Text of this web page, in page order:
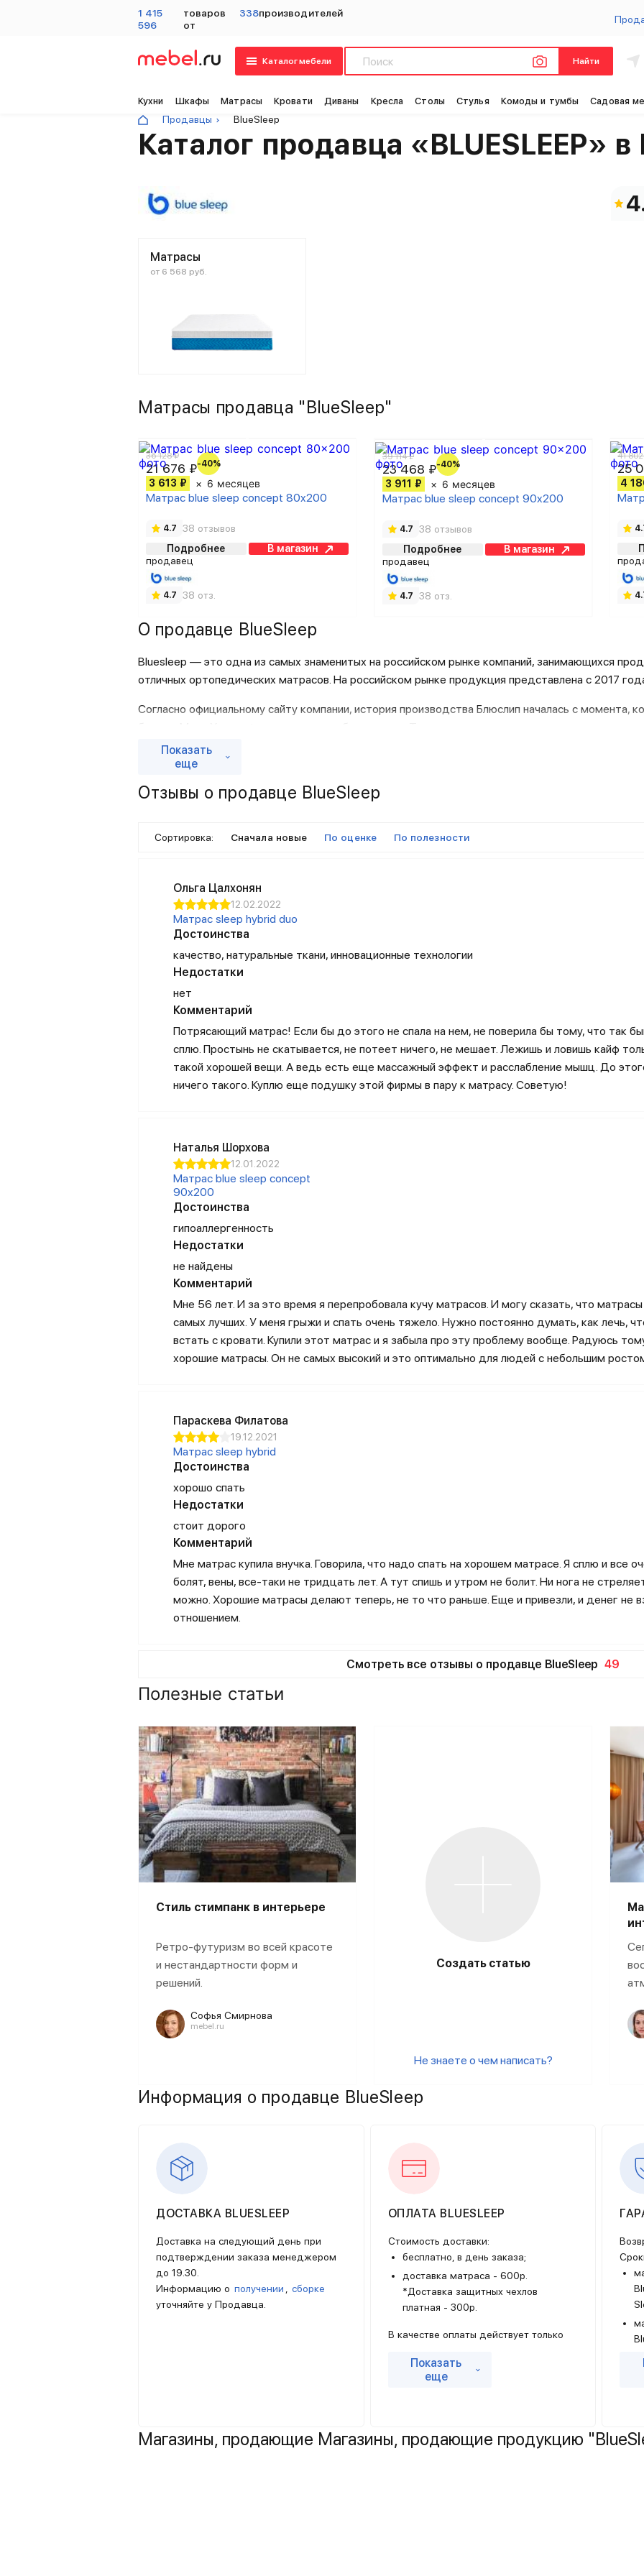
1 415
596
товаров
от
338производителей
Каталог мебели Найти
Кухни Шкафы Матрасы Кровати Диваны Кресла Столы Стулья Комоды и тумбы Садовая
Продавцы BlueSleep
Каталог продавца «BLUESLEEP»
Матрасы
от 6 568 руб.
Матрасы продавца "BlueSleep"
36 128 ₽
21 676 ₽-40%
3 613 ₽ 6 месяцев
Матрас blue sleep concept 80x200
4.7
38 отзывов
Подробнее
В магазин
продавец
4.7 38 отз.
39 114 ₽
23 468 ₽-40%
3 911 ₽ 6 месяцев
Матрас blue sleep concept 90x200
4.7
38 отзывов
Подробнее
В магазин
продавец
4.7 38 отз.
41
25
4
О продавце BlueSleep
Bluesleep — это одна из самых знаменитых на российском рынке компаний, занимающихся
отличных ортопедических матрасов. На российском рынке продукция представлена с 2017
Согласно официальному сайту компании, история производства Блюслип началась с момента,
идее изготовления собственной линейки товаров для сна. Также команде основателей бренда
— продажи преимущественно онлайн, небольшой ассортимент и высокое качество товаров.
Доступность и разумные цены
подушек, высокое качество материалов и самые современные технологии производства
На сегодняшний момент в ассортиментной линейке представлены следующие товары:
матрасы;
подушки;
чехлы на подушки и матрасы;
постельное белье.
Перенос производства товаров для отечественного рынка на территорию Российской
наличии всех моделей на складах интернет-магазина Bluesleep — ведь теперь их не
Из-за приверженности бренда схеме bed in a box каталог матрасов Блюслип содержит только
подушек, однако вы можете быть уверены в их качестве и ортопедических свойствах. Каждый
прежде чем поступить в продажу. Использование современных материалов формирует особую
однако за счет отсутствия региональных салонов и складов себестоимость продукции
массового покупателя.
Высочайшая планка качества
Отзывы покупателей на продукцию Блю Слип вы можете увидеть как на официальном сайте
сайта. Все они подтверждают слова представителей бренда о высококлассных материалах,
лучших поставщиках компонентов для изготовления матрасов и подушек.
В производстве используются самые современные материалы. Технологи бренда внедряют
обработки продукции для улучшения ее потребительских свойств. За счет специальных
приобретать антибактериальные свойства, при этом сохраняя способность обеспечивать
Вы всегда можете купить понравившееся изделие дистанционно, изучив каталог с ценами и
сайте. Конечно, товары для сна ощущаются разными людьми всегда субъективно. На случай,
устроит, производитель предоставляет возможность вернуть матрас в течение 100 дней
Также компания предлагает посетить ее салон в Москве и нескольких других крупных
румов Bluesleep вы найдете на официальном сайте в разделе “Где полежать” или на нашем
ознакомиться с продукцией, потрогать или даже прилечь на матрас перед тем, как купить
покупателей. Обратите внимание, что необходимо уточнить наличие интересующих вас
визитом.
Показать
еще
Отзывы о продавце BlueSleep
Сортировка: Сначала новые По оценке По полезности
Ольга Цалхонян
12.02.2022
Матрас sleep hybrid duo
Достоинства
качество, натуральные ткани, инновационные технологии
Недостатки
нет
Комментарий
Потрясающий матрас! Если бы до этого не спала на нем, не поверила бы тому, что так
сплю. Простынь не скатывается, не потеет ничего, не мешает. Лежишь и ловишь кайф
такой хорошей вещи. А ведь есть еще массажный эффект и расслабление мышц. До
ничего такого. Куплю еще подушку этой фирмы в пару к матрасу. Советую!
Наталья Шорхова
12.01.2022
Матрас blue sleep concept
90x200
Достоинства
гипоаллергенность
Недостатки
не найдены
Комментарий
Мне 56 лет. И за это время я перепробовала кучу матрасов. И могу сказать, что
самых лучших. У меня грыжи и спать очень тяжело. Нужно постоянно думать, как лечь,
встать с кровати. Купили этот матрас и я забыла про эту проблему вообще. Радуюсь
хорошие матрасы. Он не самых высокий и это оптимально для людей с небольшим
Параскева Филатова
19.12.2021
Матрас sleep hybrid
Достоинства
хорошо спать
Недостатки
стоит дорого
Комментарий
Мне матрас купила внучка. Говорила, что надо спать на хорошем матрасе. Я сплю и все
болят, вены, все-таки не тридцать лет. А тут спишь и утром не болит. Ни нога не
можно. Хорошие матрасы делают теперь, не то что раньше. Еще и привезли, и денег не
отношением.
Смотреть все отзывы о продавце BlueSleep 49
Полезные статьи
Стиль стимпанк в интерьере
Ретро-футуризм во всей красоте
и нестандартности форм и
решений.
Софья Смирнова
mebel.ru
Создать статью
Не знаете о чем написать?
Информация о продавце BlueSleep
ДОСТАВКА BLUESLEEP
Доставка на следующий день при
подтверждении заказа менеджером
до 19.30.
Информацию о получении
сборке
уточняйте у Продавца.
ОПЛАТА BLUESLEEP
Стоимость доставки:
бесплатно, в день заказа;
доставка матраса - 600р.
*Доставка защитных чехлов
платная - 300р.
В качестве оплаты действует только
оплата или рассрочка.
Показать
еще
Магазины, продающие Магазины, продающие продукцию